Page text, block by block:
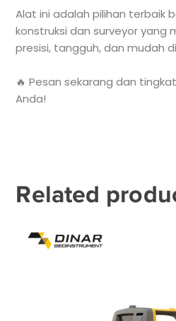
Alat ini adalah pilihan terbaik
konstruksi dan surveyor yang
presisi, tangguh, dan mudah
🔥 Pesan sekarang dan
Anda!
Related